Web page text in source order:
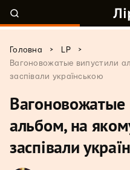
Головна > LP
>
Вагоновожатые випустили
заспівали українською
Вагоновожатые
альбом, на
заспівали